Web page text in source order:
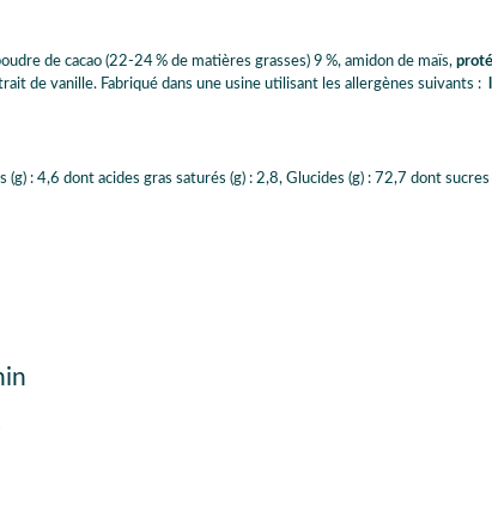
de cacao (22-24 % de matières grasses) 9 %, amidon de maïs,
de vanille. Fabriqué dans une usine utilisant les allergènes suivants :
: 4,6 dont acides gras saturés (g) : 2,8, Glucides (g) : 72,7 dont sucres